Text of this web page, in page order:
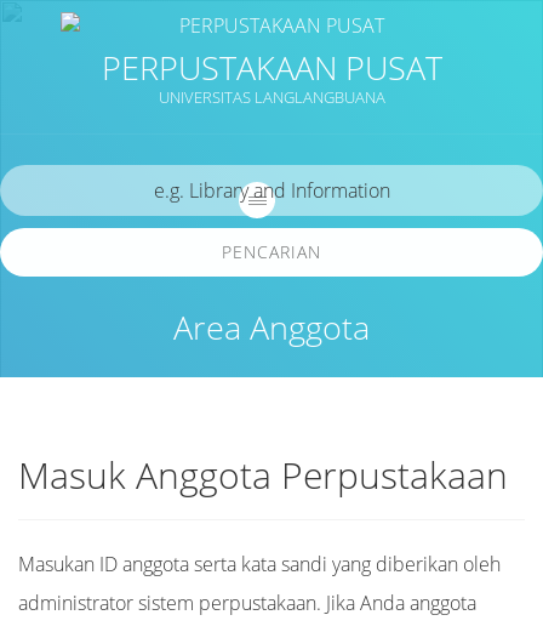
PERPUSTAKAAN PUSAT
UNIVERSITAS LANGLANGBUANA
Area Anggota
PENCARIAN
Masuk Anggota Perpustakaan
Masukan ID anggota serta kata sandi yang diberikan oleh
administrator sistem perpustakaan. Jika Anda anggota